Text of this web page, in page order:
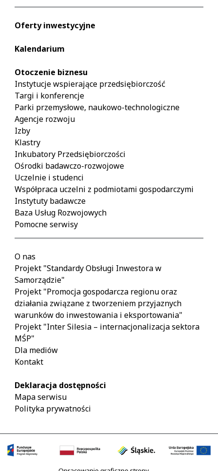
Oferty inwestycyjne
Kalendarium
Otoczenie biznesu
Instytucje wspierające przedsiębiorczość
Targi i konferencje
Parki przemysłowe, naukowo-technologiczne
Agencje rozwoju
Izby
Klastry
Inkubatory Przedsiębiorczości
Ośrodki badawczo-rozwojowe
Uczelnie i studenci
Współpraca uczelni z podmiotami gospodarczymi
Instytuty badawcze
Baza Usług Rozwojowych
Pomocne serwisy
O nas
Projekt "Standardy Obsługi Inwestora w
Samorządzie"
Projekt "Promocja gospodarcza regionu oraz
działania związane z tworzeniem przyjaznych
warunków do inwestowania i eksportowania"
Projekt "Inter Silesia – internacjonalizacja sektora
MŚP"
Dla mediów
Kontakt
Deklaracja dostępności
Mapa serwisu
Polityka prywatności